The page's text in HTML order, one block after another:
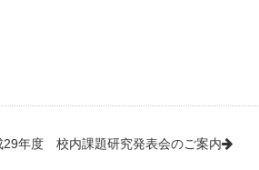
29年度 校内課題研究発表会のご案内